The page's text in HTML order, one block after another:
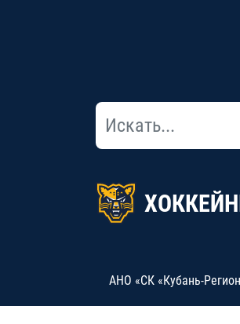
АНО «СК «Кубань-